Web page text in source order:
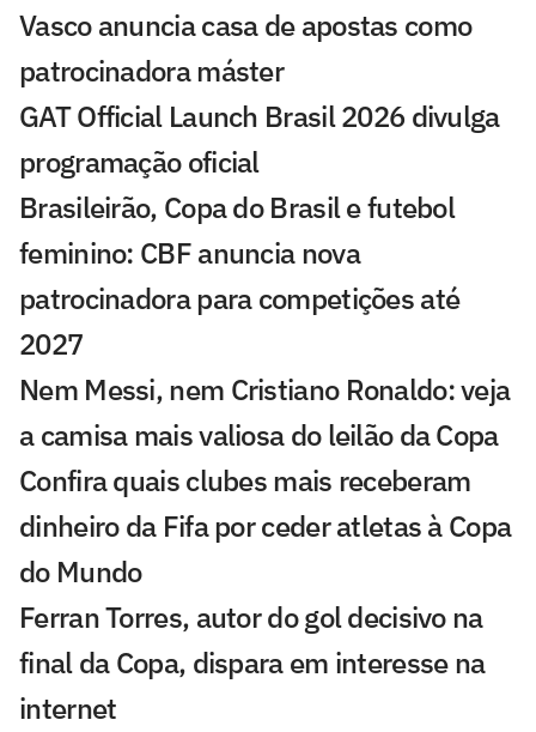
Vasco anuncia casa de apostas como
patrocinadora máster
GAT Official Launch Brasil 2026 divulga
programação oficial
Brasileirão, Copa do Brasil e futebol
feminino: CBF anuncia nova
patrocinadora para competições até
2027
Nem Messi, nem Cristiano Ronaldo: veja
a camisa mais valiosa do leilão da Copa
Confira quais clubes mais receberam
dinheiro da Fifa por ceder atletas à Copa
do Mundo
Ferran Torres, autor do gol decisivo na
final da Copa, dispara em interesse na
internet